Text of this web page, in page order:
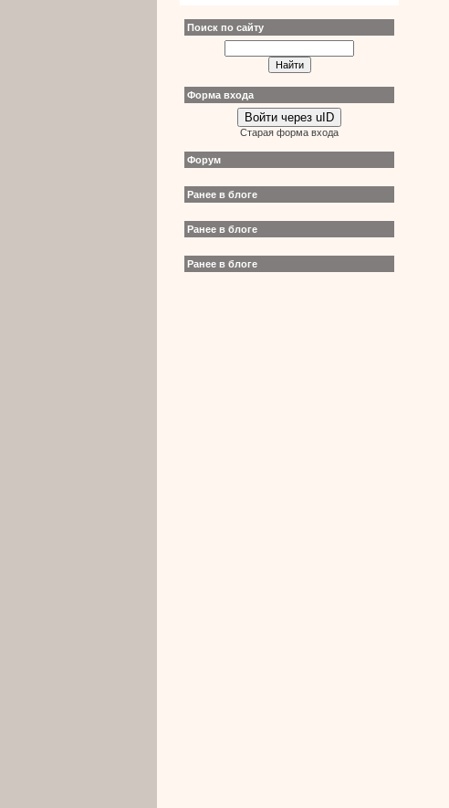
Поиск по сайту
Форма входа
Войти через uID
Старая форма входа
Форум
Ранее в блоге
Ранее в блоге
Ранее в блоге